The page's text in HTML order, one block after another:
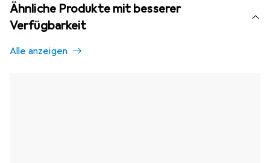
Ähnliche Produkte mit besserer
Verfügbarkeit
Alle anzeigen